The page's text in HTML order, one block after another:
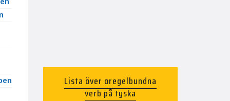
Lista över oregelbundna
verb på tyska